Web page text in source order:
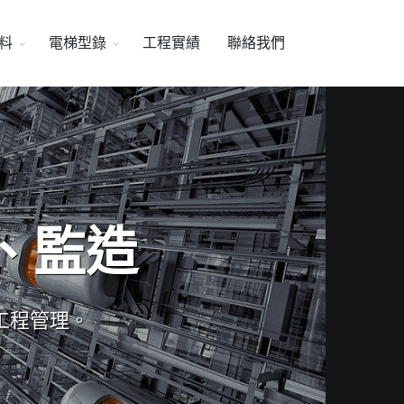
電梯型錄 工程實績 聯絡我們
監造
程管理。